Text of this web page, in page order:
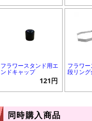
フラワースタンド用エ
ンドキャップ
121円
フラワ
段リン
同時購入商品